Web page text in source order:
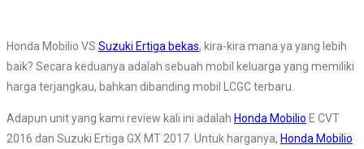
Honda Mobilio VS Suzuki Ertiga bekas, kira-kira mana ya yang lebih
baik? Secara keduanya adalah sebuah mobil keluarga yang memiliki
harga terjangkau, bahkan dibanding mobil LCGC terbaru.
Adapun unit yang kami review kali ini adalah Honda Mobilio E CVT
2016 dan Suzuki Ertiga GX MT 2017. Untuk harganya, Honda Mobilio